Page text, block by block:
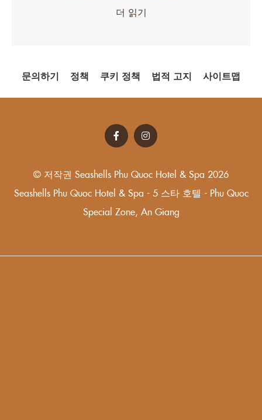
더 읽기
문의하기 정책 쿠키 정책 법적 고지 사이트맵
© 저작권 Seashells Phu Quoc Hotel & Spa 2026
Seashells Phu Quoc Hotel & Spa - 5 스타 호텔 - Phu Quoc
Special Zone, An Giang